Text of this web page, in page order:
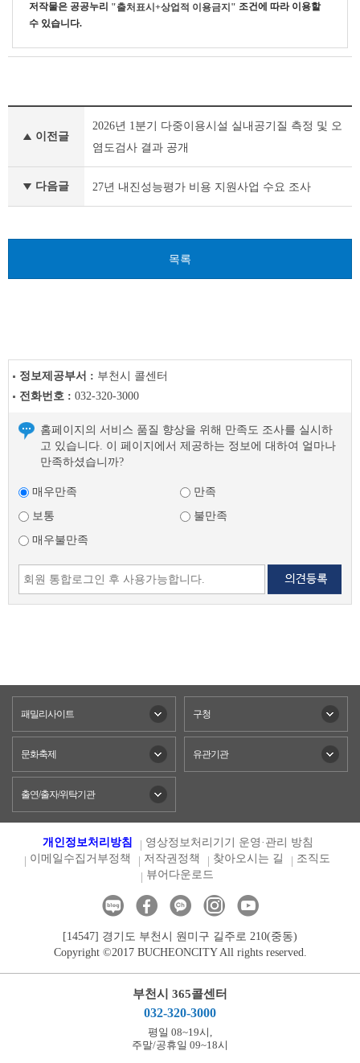
저작물은 공공누리 "출처표시+상업적 이용금지" 조건에 따라 이용할
수 있습니다.
다
글
이전글
2026년 1분기 다중이용시설 실내공기질 측정 및 오
염도검사 결과 공개
다음글 27년 내진성능평가 비용 지원사업 수요 조사
목록
정보제공부서 : 부천시 콜센터
전화번호 : 032-320-3000
홈페이지의 서비스 품질 향상을 위해 만족도 조사를 실시하
고 있습니다. 이 페이지에서 제공하는 정보에 대하여 얼마나
만족하셨습니까?
매우만족
만족
보통
불만족
매우불만족
패밀리사이트 구청
문화축제 유관기관
출연/출자/위탁기관
개인정보처리방침
영상정보처리기기 운영·관리 방침
이메일수집거부정책
저작권정책 찾아오시는 길
조직도
뷰어다운로드
[14547] 경기도 부천시 원미구 길주로 210(중동)
Copyright ©2017 BUCHEONCITY All rights reserved.
부천시 365콜센터
032-320-3000
평일 08~19시,
주말/공휴일 09~18시